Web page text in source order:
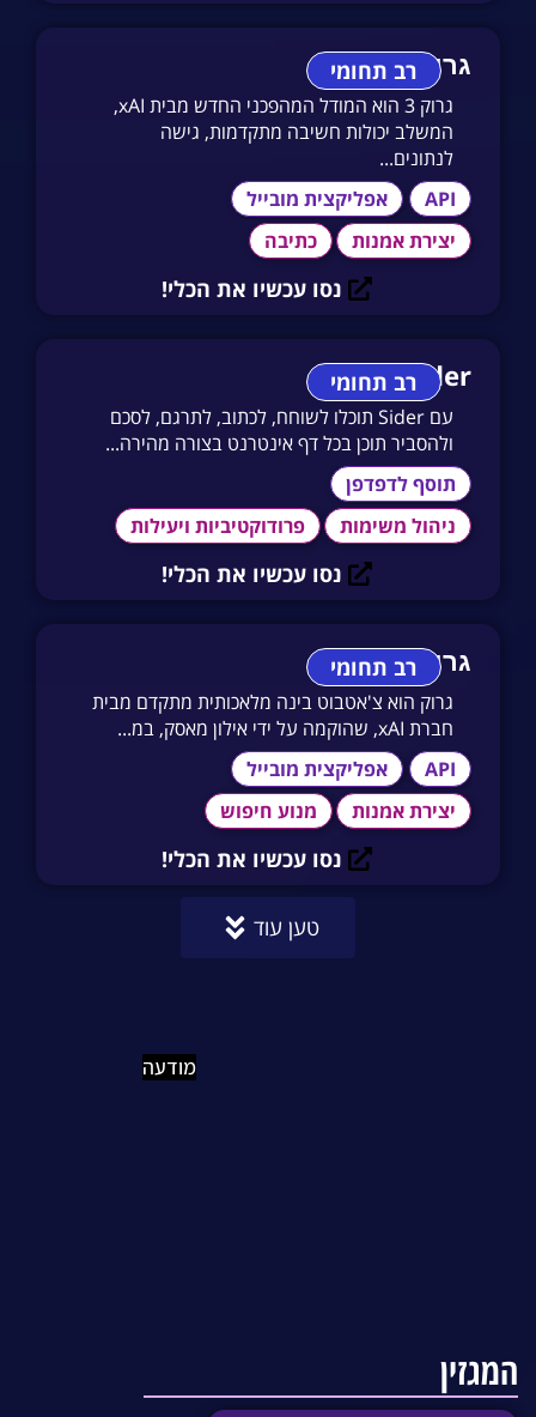
רב תחומיגרוק 3
גרוק 3 הוא המודל המהפכני החדש מבית xAI,
המשלב יכולות חשיבה מתקדמות, גישה
לנתונים...
API
אפליקצית מובייל
יצירת אמנות
כתיבה
נסו עכשיו את הכלי!
רב תחומיSider
עם Sider תוכלו לשוחח, לכתוב, לתרגם, לסכם
ולהסביר תוכן בכל דף אינטרנט בצורה מהירה...
תוסף לדפדפן
ניהול משימות
פרודוקטיביות ויעילות
נסו עכשיו את הכלי!
רב תחומיגרוק
גרוק הוא צ'אטבוט בינה מלאכותית מתקדם מבית
חברת xAI, שהוקמה על ידי אילון מאסק, במ...
API
אפליקצית מובייל
יצירת אמנות
מנוע חיפוש
נסו עכשיו את הכלי!
טען עוד
מודעה
המגזין